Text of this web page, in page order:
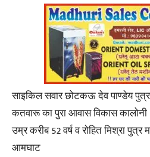
साइकिल सवार छोटकऊ देव पाण्डेय
कतवारू का पुरा आवास विकास कालोनी
उम्र करीब 52 वर्ष व रोहित मिश्रा पुत्र
आमघाट